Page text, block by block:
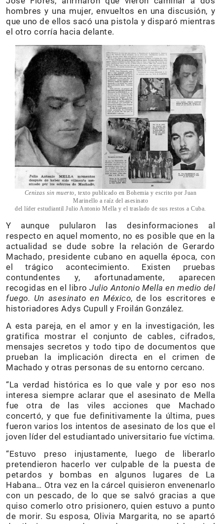
hombres y una mujer, envueltos en una discusión, y
que uno de ellos sacó una pistola y disparó mientras
el otro corría hacia delante.
Cenizas sin muerto, texto publicado en Bohemia y escrito por Juan
Marinello a raíz del asesinato
del líder estudiantil Julio Antonio Mella y el traslado de sus restos a Cuba.
Y aunque pulularon las desinformaciones al
respecto en aquel momento, no es posible que en la
actualidad se dude sobre la relación de Gerardo
Machado, presidente cubano en aquella época, con
el trágico acontecimiento. Existen pruebas
contundentes y, afortunadamente, aparecen
recogidas en el libroJulio Antonio Mella en medio del
fuego. Un asesinato en México, de los escritores e
historiadores Adys Cupull y Froilán González.
A esta pareja, en el amor y en la investigación, les
gratifica mostrar el conjunto de cables, cifrados,
mensajes secretos y todo tipo de documentos que
prueban la implicación directa en el crimen de
Machado y otras personas de su entorno cercano.
“La verdad histórica es lo que vale y por eso nos
interesa siempre aclarar que el asesinato de Mella
fue otra de las viles acciones que Machado
concertó, y que fue definitivamente la última, pues
fueron varios los intentos de asesinato de los que el
joven líder del estudiantado universitario fue víctima.
“Estuvo preso injustamente, luego de liberarlo
pretendieron hacerlo ver culpable de la puesta de
petardos y bombas en algunos lugares de La
Habana… Otra vez en la cárcel quisieron envenenarlo
con un pescado, de lo que se salvó gracias a que
quiso comerlo otro prisionero, quien estuvo a punto
de morir. Su esposa, Olivia Margarita, no se apartó